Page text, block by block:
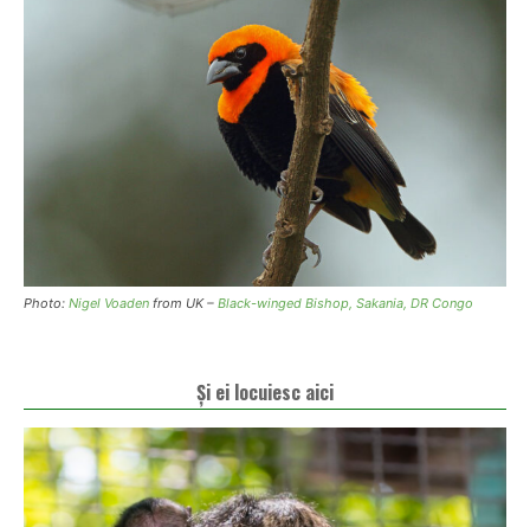
Photo: Nigel Voaden from UK – Black-winged Bishop, Sakania, DR Congo
Și ei locuiesc aici